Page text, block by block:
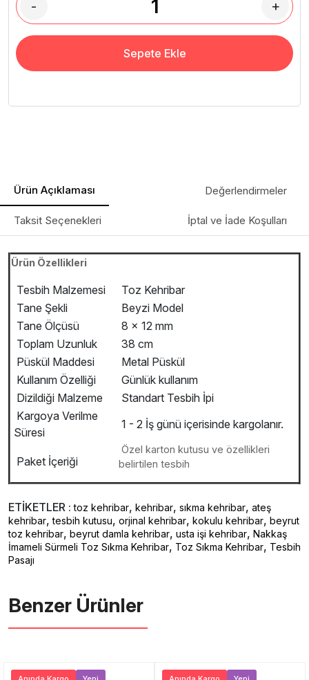
- +
Sepete Ekle
Ürün Açıklaması Değerlendirmeler
Taksit Seçenekleri İptal ve İade Koşulları
Ürün Özellikleri
Tesbih Malzemesi
Toz Kehribar
Tane Şekli
Beyzi Model
Tane Ölçüsü
8 x 12 mm
Toplam Uzunluk
38 cm
Püskül Maddesi
Metal Püskül
Kullanım Özelliği
Günlük kullanım
Dizildiği Malzeme
Standart Tesbih İpi
Kargoya Verilme
Süresi
1 - 2 İş günü içerisinde kargolanır.
Paket İçeriği
Özel karton kutusu ve özellikleri
belirtilen tesbih
ETİKETLER :toz kehribar, kehribar, sıkma kehribar, ateş
kehribar,tesbih kutusu, orjinal kehribar, kokulu kehribar, beyrut
toz kehribar, beyrut damla kehribar, usta işi kehribar, Nakkaş
İmameli Sürmeli Toz Sıkma Kehribar, Toz Sıkma Kehribar, Tesbih
Pasajı
Benzer Ürünler ️